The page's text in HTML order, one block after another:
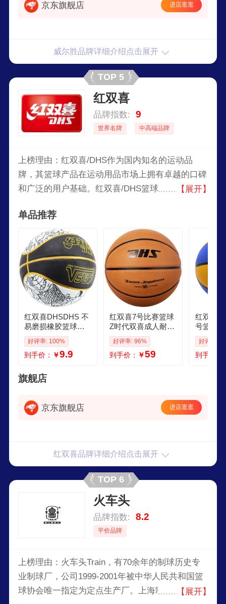
京东旗舰店 进店逛逛
威尔胜品牌详细介绍点击展开
TOP 5
红双喜
品牌指数: 9
世界名牌 中高端品牌
上榜理由：红双喜/DHS作为国内知名的运动品
牌，其篮球产品在运动用品市场上拥有卓越的口碑
和广泛的用户基础。红双喜/DHS篮球以其顶级的
耐久性，为玩家提供了出色的手感和控制力。无论
是专业赛事还是日常锻炼，红双喜/DHS篮球都展
现出色的性能，深受各级别球员的青睐。让红双
喜/DHS篮球陪伴您的每一个精彩瞬间，体验顶级
运动品牌带来的非凡乐趣。
【展开】
单品推荐
红双喜DHSDHS 不
易磨损橡胶篮球训
练蓝球FB7004a清
仓价 7号 耐磨篮球
七号篮球标准球
好评率: 100%
到手价： ￥9.9
红双喜7号比赛篮球
Z时代双喜成人耐磨
橡胶篮球FB7002Q
好评率: 96%
到手价： ￥59
红双喜
号篮球
生篮球
室外耐
好评率:
到手价：
旗舰店
京东旗舰店 进店逛逛
红双喜品牌详细介绍点击展开
TOP 6
火车头
品牌指数: 8.2
平价品牌
上榜理由：火车头Train，有70余年的制球历史专
业制球厂，公司1999-2001年被中华人民共和国篮
球协会唯一指定为定点生产厂。上海制球联合公司
【展开】